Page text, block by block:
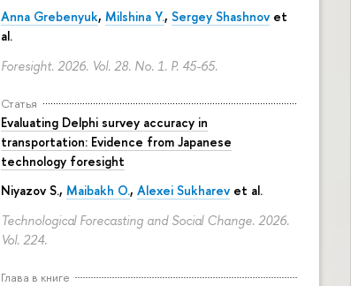
Anna Grebenyuk, Milshina Y., Sergey Shashnov et
al.
Foresight. 2026. Vol. 28. No. 1. P. 45-65.
Статья
Evaluating Delphi survey accuracy in
transportation: Evidence from Japanese
technology foresight
Niyazov S., Maibakh O., Alexei Sukharev et al.
Technological Forecasting and Social Change. 2026.
Vol. 224.
Глава в книге